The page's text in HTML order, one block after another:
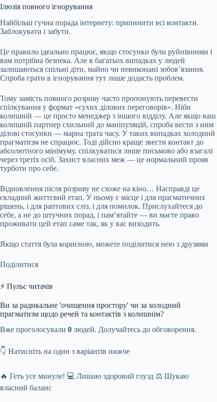
Ілюзія повного ігнорування
Найбільш гучна порада інтернету: припинити всі контакти.
Заблокувати і забути.
Це правило ідеально працює, якщо стосунки були руйнівними і
вам потрібна безпека. Але в багатьох випадках у людей
залишаються спільні діти, майно чи невиконані зобов’язання.
Спроба грати в ігнорування тут лише додасть проблем.
Тому замість повного розриву часто пропонують перевести
спілкування у формат «сухих ділових переговорів». Ніби
колишній — це просто менеджер з іншого відділу. Але якщо ваш
колишній партнер схильний до маніпуляцій, спроба вести з ним
ділові стосунки — марна трата часу. У таких випадках холодний
прагматизм не спрацює. Тоді дійсно краще звести контакт до
абсолютного мінімуму, спілкуватися лише письмово або взагалі
через третіх осіб. Захист власних меж — це нормальний прояв
турботи про себе.
Відновлення після розриву не схоже на кіно… Насправді це
складний життєвий етап. У ньому є місце і для прагматичних
рішень, і для раптових сліз, і для помилок. Прислухайтеся до
себе, а не до штучних порад, і пам’ятайте — ви маєте право
проживати цей етап саме так, як у вас виходить.
Якщо стаття була корисною, можете поділитися нею з друзями
Поділитися
⚡ Пульс читачів
Ви за радикальне 'очищення простору' чи за холодний
прагматизм щодо речей та контактів з колишнім?
Вже проголосували 0 людей. Долучайтесь до обговорення.
👇 Натисніть на один з варіантів нижче
🔥 Геть усе минуле! 💻 Лишаю здоровий глузд ⚖️ Шукаю
власний баланс